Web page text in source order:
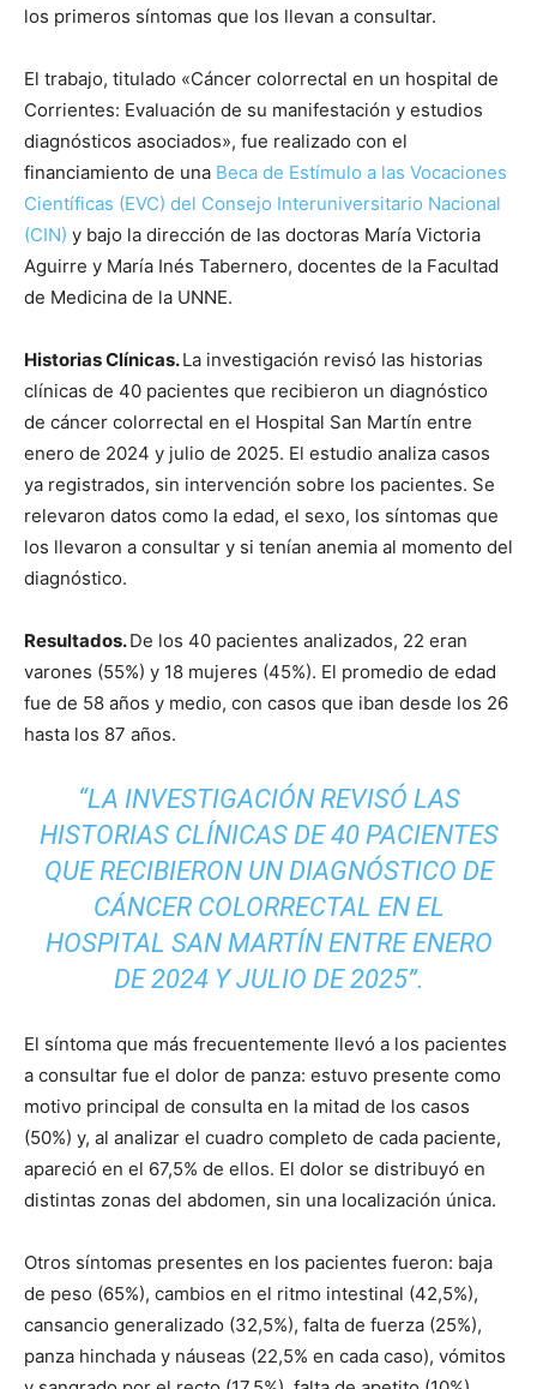
los primeros síntomas que los llevan a consultar.
El trabajo, titulado «Cáncer colorrectal en un hospital de
Corrientes: Evaluación de su manifestación y estudios
diagnósticos asociados», fue realizado con el
financiamiento de una Beca de Estímulo a las Vocaciones
Científicas (EVC) del Consejo Interuniversitario Nacional
(CIN) y bajo la dirección de las doctoras María Victoria
Aguirre y María Inés Tabernero, docentes de la Facultad
de Medicina de la UNNE.
Historias Clínicas.La investigación revisó las historias
clínicas de 40 pacientes que recibieron un diagnóstico
de cáncer colorrectal en el Hospital San Martín entre
enero de 2024 y julio de 2025. El estudio analiza casos
ya registrados, sin intervención sobre los pacientes. Se
relevaron datos como la edad, el sexo, los síntomas que
los llevaron a consultar y si tenían anemia al momento del
diagnóstico.
Resultados.De los 40 pacientes analizados, 22 eran
varones (55%) y 18 mujeres (45%). El promedio de edad
fue de 58 años y medio, con casos que iban desde los 26
hasta los 87 años.
“LA INVESTIGACIÓN REVISÓ LAS
HISTORIAS CLÍNICAS DE 40 PACIENTES
QUE RECIBIERON UN DIAGNÓSTICO DE
CÁNCER COLORRECTAL EN EL
HOSPITAL SAN MARTÍN ENTRE ENERO
DE 2024 Y JULIO DE 2025”.
El síntoma que más frecuentemente llevó a los pacientes
a consultar fue el dolor de panza: estuvo presente como
motivo principal de consulta en la mitad de los casos
(50%) y, al analizar el cuadro completo de cada paciente,
apareció en el 67,5% de ellos. El dolor se distribuyó en
distintas zonas del abdomen, sin una localización única.
Otros síntomas presentes en los pacientes fueron: baja
de peso (65%), cambios en el ritmo intestinal (42,5%),
cansancio generalizado (32,5%), falta de fuerza (25%),
panza hinchada y náuseas (22,5% en cada caso), vómitos